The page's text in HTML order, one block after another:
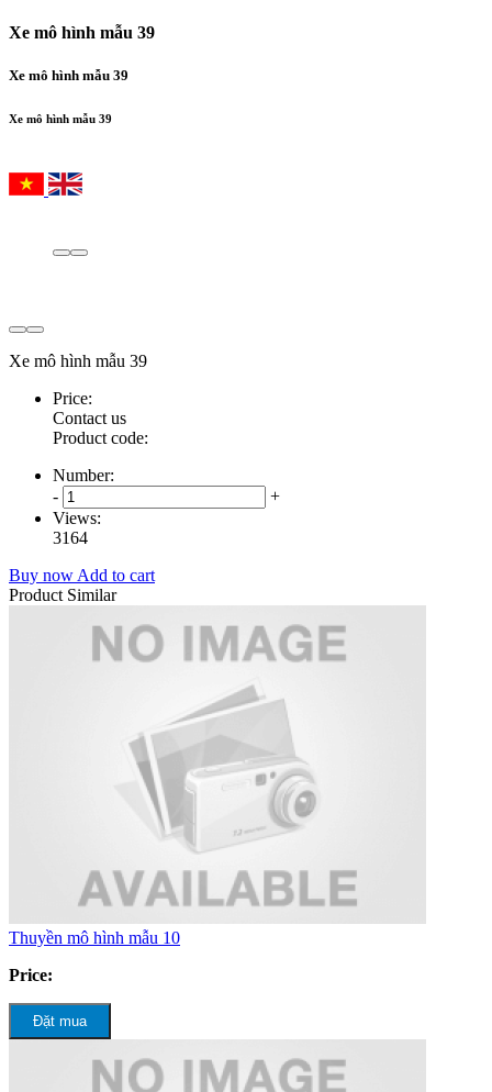
Xe mô hình mẫu 39
Xe mô hình mẫu 39
Xe mô hình mẫu 39
Xe mô hình mẫu 39
Price:
Contact us
Product code:
Number:
-
+
Views:
3164
Buy now Add to cart
Product Similar
Thuyền mô hình mẫu 10
Price:
Đặt mua